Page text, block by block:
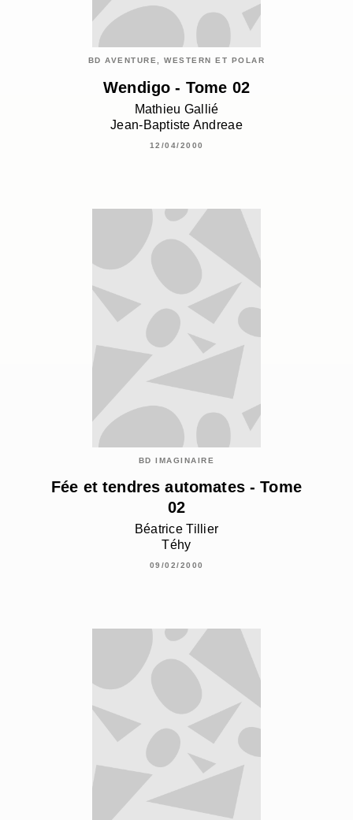
BD AVENTURE, WESTERN ET POLAR
Wendigo - Tome 02
Mathieu Gallié
Jean-Baptiste Andreae
12/04/2000
BD IMAGINAIRE
Fée et tendres automates - Tome
02
Béatrice Tillier
Téhy
09/02/2000